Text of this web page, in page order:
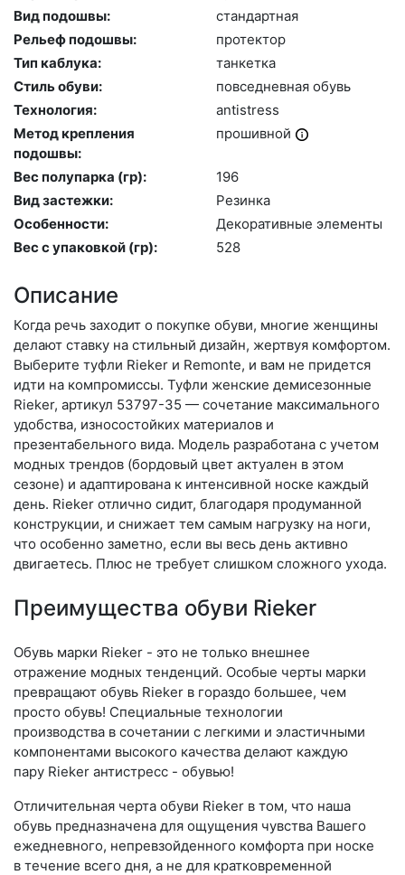
Вид подошвы:
стан­дарт­ная
Рельеф подошвы:
про­тек­тор
Тип каблука:
тан­кетка
Стиль обуви:
пов­седнев­ная обувь
Технология:
an­tist­ress
Метод крепления
подошвы:
про­шив­ной
Вес полупарка (гр):
196
Вид застежки:
Ре­зин­ка
Особенности:
Де­кора­тив­ные эле­мен­ты
Вес с упаковкой (гр):
528
Описание
Когда речь заходит о покупке обуви, многие женщины
делают ставку на стильный дизайн, жертвуя комфортом.
Выберите туф­ли Rieker и Remonte, и вам не придется
идти на компромиссы. Туфли женские демисезонные
Rieker, артикул 53797-35 — сочетание максимального
удобства, износостойких материалов и
презентабельного вида. Модель разработана с учетом
модных трендов (бор­до­вый цвет актуален в этом
сезоне) и адаптирована к интенсивной носке каждый
день. Ri­eker отлично сидит, благодаря продуманной
конструкции, и снижает тем самым нагрузку на ноги,
что особенно заметно, если вы весь день активно
двигаетесь. Плюс не требует слишком сложного ухода.
Преимущества обуви Rieker
Обувь марки Rieker - это не только внешнее
отражение модных тенденций. Особые черты марки
превращают обувь Rieker в гораздо большее, чем
просто обувь! Специальные технологии
производства в сочетании с легкими и эластичными
компонентами высокого качества делают каждую
пару Rieker антистресс - обувью!
Отличительная черта обуви Rieker в том, что наша
обувь предназначена для ощущения чувства Вашего
ежедневного, непревзойденного комфорта при носке
в течение всего дня, а не для кратковременной